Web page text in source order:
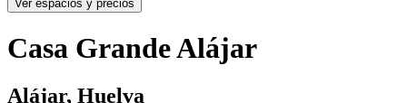
Ver espacios y precios
Casa Grande Alájar
Alájar, Huelva